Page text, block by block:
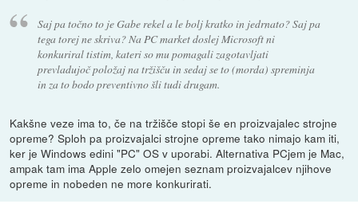
Saj pa točno to je Gabe rekel a le bolj kratko in jedrnato? Saj pa
tega torej ne skriva? Na PC market doslej Microsoft ni
konkuriral tistim, kateri so mu pomagali zagotavljati
prevladujoč položaj na tržišču in sedaj se to (morda) spreminja
in za to bodo preventivno šli tudi drugam.
Kakšne veze ima to, če na tržišče stopi še en proizvajalec strojne
opreme? Sploh pa proizvajalci strojne opreme tako nimajo kam iti,
ker je Windows edini "PC" OS v uporabi. Alternativa PCjem je Mac,
ampak tam ima Apple zelo omejen seznam proizvajalcev njihove
opreme in nobeden ne more konkurirati.